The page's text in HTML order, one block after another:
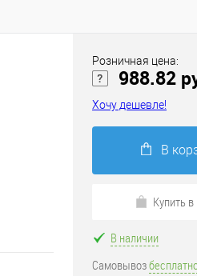
Розничная цена:
988.82
Хочу дешевле!
В
Купить
В наличии
Самовывоз